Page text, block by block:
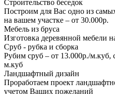
Строительство беседок
Построим для Вас одно из
на вашем участке – от 30.000р.
Мебель из бруса
Изготовка деревянной мебели
Сруб - рубка и сборка
Рубим сруб – от 13.000р./м.куб,
м.куб
Ландшафтный дизайн
Проработаем проект
учетом Ваших пожеланий